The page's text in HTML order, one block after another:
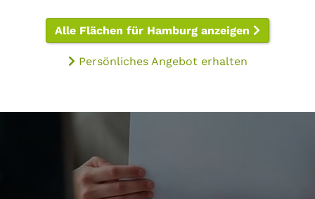
Alle Flächen für Hamburg anzeigen
Persönliches Angebot erhalten